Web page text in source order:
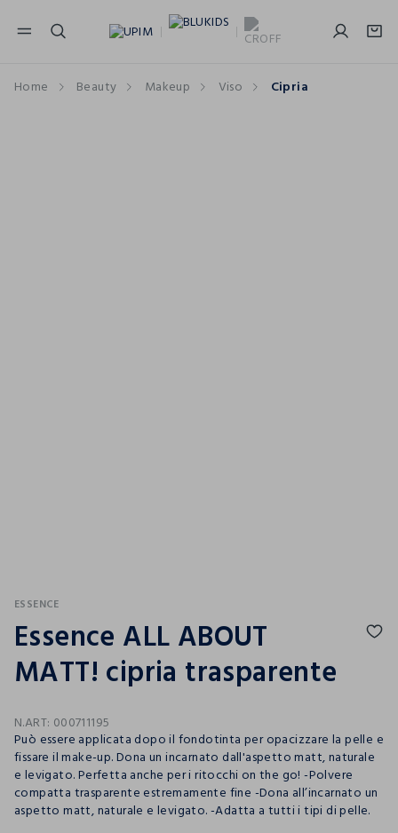
NAVIGATION.ARIA.GOTOMAINCONTENT
Home Beauty Makeup Viso Cipria
ESSENCE
Essence ALL ABOUT
MATT! cipria trasparente
N.ART: 000711195
Può essere applicata dopo il fondotinta per opacizzare la pelle e
fissare il make-up. Dona un incarnato dall'aspetto matt, naturale
e levigato. Perfetta anche per i ritocchi on the go! -Polvere
compatta trasparente estremamente fine -Dona all’incarnato un
aspetto matt, naturale e levigato. -Adatta a tutti i tipi di pelle.